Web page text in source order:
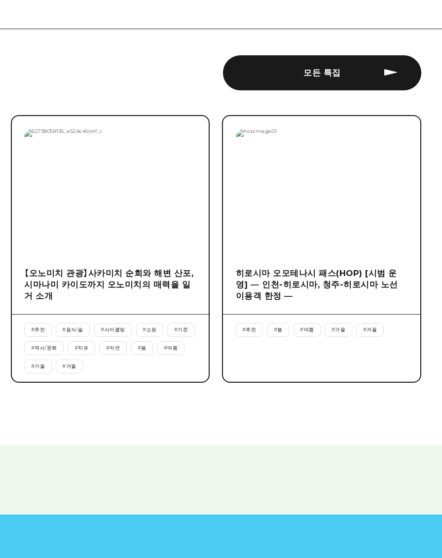
모든 특집
【오노미치 관광】사카미치 순회와 해변 산포,
시마나미 카이도까지 오노미치의 매력을 일
거 소개
#추천 #음식/술 #사이클링 #쇼핑 #기준
#역사/문화 #치유 #자연 #봄 #여름
#가을 #겨울
히로시마 오모테나시 패스(HOP) [시범 운
영] ― 인천-히로시마, 청주-히로시마 노선
이용객 한정 ―
#추천 #봄 #여름 #가을 #겨울